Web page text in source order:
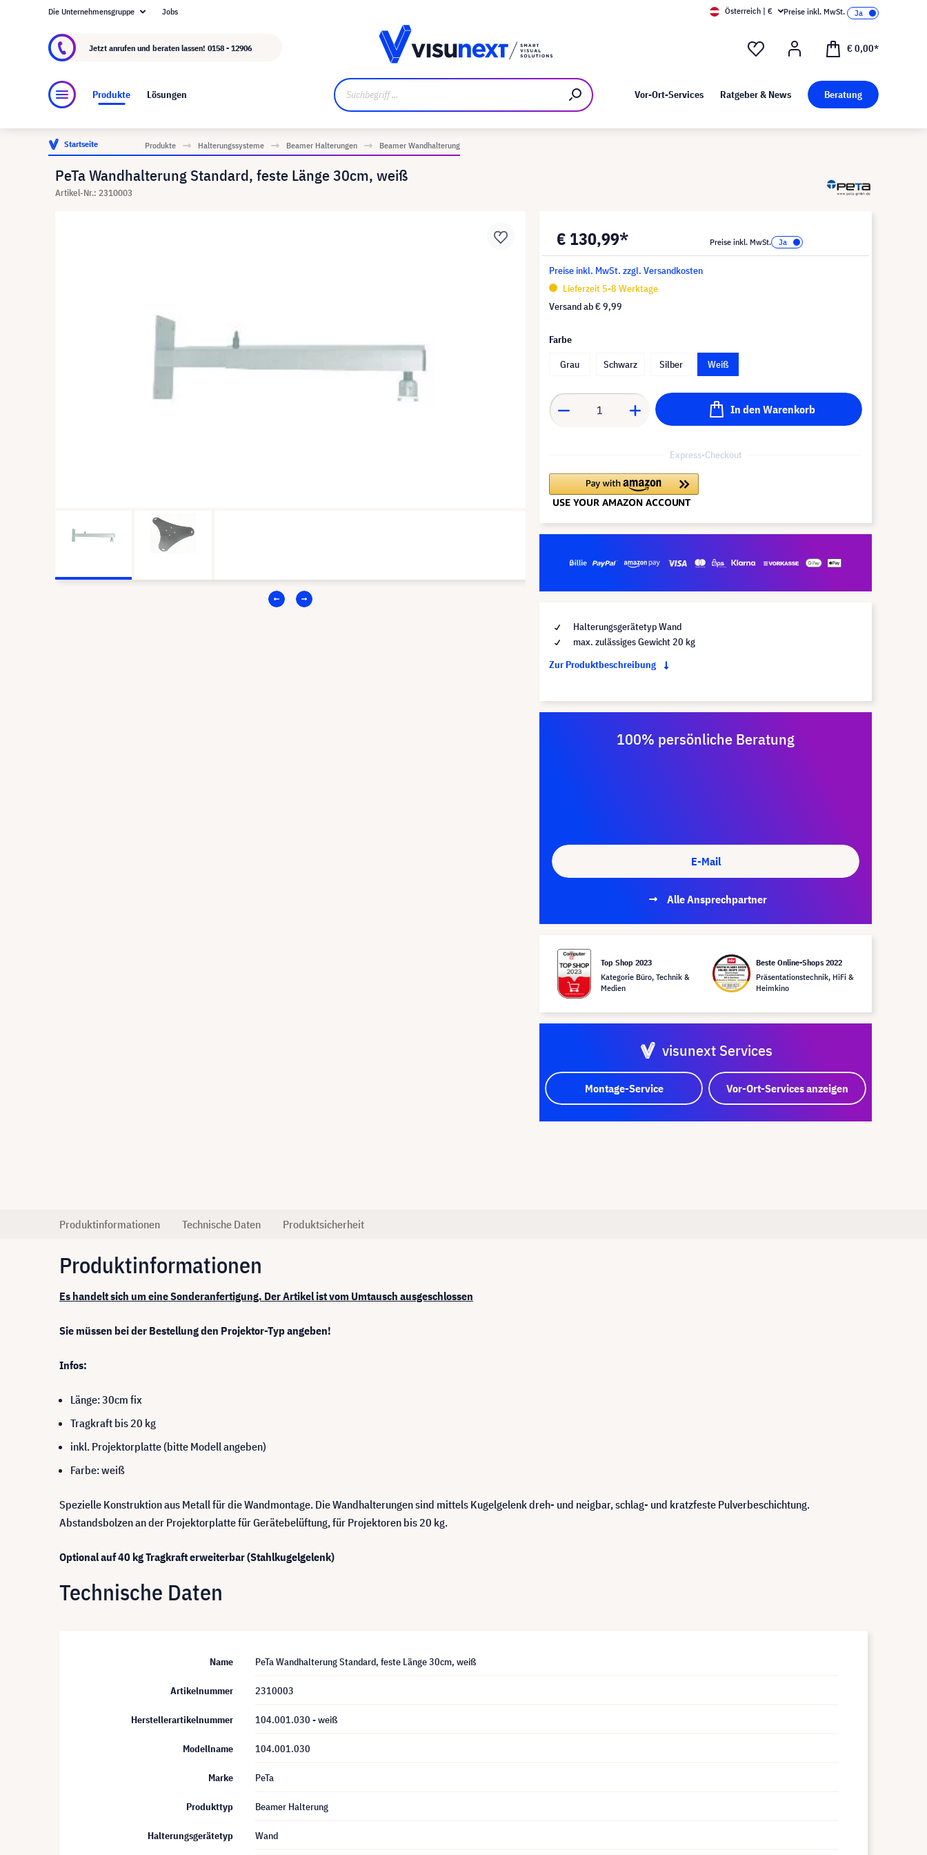
Über visunext.at Kunst bei visunext
Die Unternehmensgruppe Jobs Österreich | € Preise inkl. MwSt.
Jetzt anrufen und beraten lassen! 0158 - 12906 € 0,00*
Produkte Lösungen Vor-Ort-Services Ratgeber & News Beratung
Startseite Produkte Halterungssysteme Beamer Halterungen Beamer Wandhalterung
PeTa Wandhalterung Standard, feste Länge 30cm, weiß
Artikel-Nr.: 2310003
€ 130,99* Preise inkl. MwSt.
Preise inkl. MwSt. zzgl. Versandkosten
Lieferzeit 5-8 Werktage
Versand ab€ 9,99
Farbe
Grau
Schwarz Silber Weiß
In den Warenkorb
Express-Checkout
Halterungsgerätetyp Wand
max. zulässiges Gewicht 20 kg
Zur Produktbeschreibung
100% persönliche Beratung
E-Mail
Alle Ansprechpartner
Top Shop 2023
Kategorie Büro, Technik &
Medien
Beste Online-Shops 2022
Präsentationstechnik, HiFi &
Heimkino
visunext Services
Montage-Service Vor-Ort-Services anzeigen
Produktinformationen Technische Daten Produktsicherheit
Produktinformationen
Es handelt sich um eine Sonderanfertigung. Der Artikel ist vom Umtausch ausgeschlossen
Sie müssen bei der Bestellung den Projektor-Typ angeben!
Infos:
Länge: 30cm fix
Tragkraft bis 20 kg
inkl. Projektorplatte (bitte Modell angeben)
Farbe: weiß
Spezielle Konstruktion aus Metall für die Wandmontage. Die Wandhalterungen sind mittels Kugelgelenk dreh- und neigbar, schlag- und kratzfeste Pulverbeschichtung.
Abstandsbolzen an der Projektorplatte für Gerätebelüftung, für Projektoren bis 20 kg.
Optional auf 40 kg Tragkraft erweiterbar (Stahlkugelgelenk)
Technische Daten
Name PeTa Wandhalterung Standard, feste Länge 30cm, weiß
Artikelnummer 2310003
Herstellerartikelnummer 104.001.030 - weiß
Modellname 104.001.030
Marke PeTa
Produkttyp Beamer Halterung
Halterungsgerätetyp Wand